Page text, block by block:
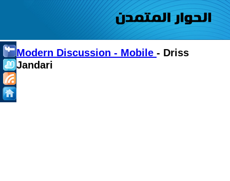
Modern Discussion - Mobile - Driss
Jandari